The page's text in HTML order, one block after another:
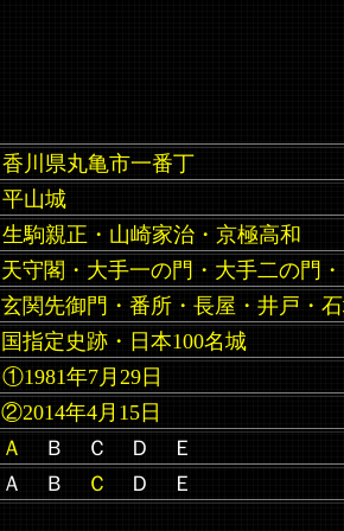
香川県丸亀市一番丁
平山城
生駒親正・山崎家治・京極高和
天守閣・大手一の門・大手二の門・
玄関先御門・番所・長屋・井戸・
国指定史跡・日本100名城
①1981年7月29日
②2014年4月15日
Ａ
Ｂ Ｃ Ｄ Ｅ
Ａ Ｂ Ｃ Ｄ Ｅ